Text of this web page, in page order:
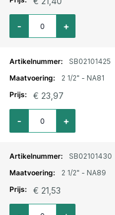
Aantal voor Storz lm.
+
-
SB02101425
2 1/2" - NA81
€ 23,97
Aantal voor Storz lm.
+
-
SB02101430
2 1/2" - NA89
€ 21,53
Aantal voor Storz lm.